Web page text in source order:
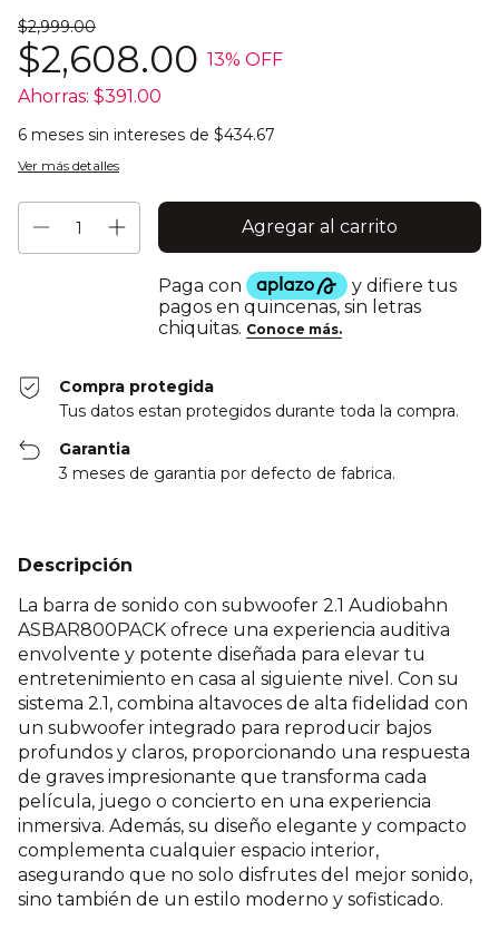
$2,999.00
$2,608.00 13% OFF
Ahorras: $391.00
6 meses sin intereses de $434.67
Ver más detalles
Compra protegida
Tus datos estan protegidos durante toda la compra.
Garantia
3 meses de garantia por defecto de fabrica.
Descripción
La barra de sonido con subwoofer 2.1 Audiobahn
ASBAR800PACK ofrece una experiencia auditiva
envolvente y potente diseñada para elevar tu
entretenimiento en casa al siguiente nivel. Con su
sistema 2.1, combina altavoces de alta fidelidad con
un subwoofer integrado para reproducir bajos
profundos y claros, proporcionando una respuesta
de graves impresionante que transforma cada
película, juego o concierto en una experiencia
inmersiva. Además, su diseño elegante y compacto
complementa cualquier espacio interior,
asegurando que no solo disfrutes del mejor sonido,
sino también de un estilo moderno y sofisticado.